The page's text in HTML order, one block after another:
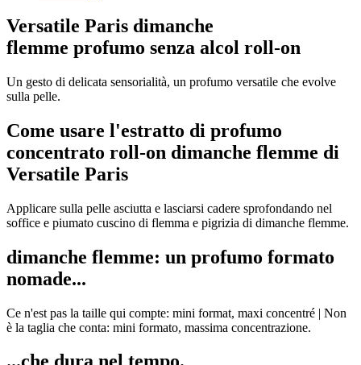
Versatile Paris dimanche
flemme profumo senza alcol roll-on
Un gesto di delicata sensorialità, un profumo versatile che evolve
sulla pelle.
Come usare l'estratto di profumo
concentrato roll-on dimanche flemme di
Versatile Paris
Applicare sulla pelle asciutta e lasciarsi cadere sprofondando nel
soffice e piumato cuscino di flemma e pigrizia di dimanche flemme.
dimanche flemme: un profumo formato
nomade...
Ce n'est pas la taille qui compte: mini format, maxi concentré | Non
è la taglia che conta: mini formato, massima concentrazione.